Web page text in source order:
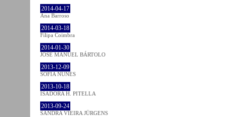
2014-04-17
Ana Barroso
2014-03-18
Filipa Coimbra
2014-01-30
JOSÉ MANUEL BÁRTOLO
2013-12-09
SOFIA NUNES
2013-10-18
ISADORA H. PITELLA
2013-09-24
SANDRA VIEIRA JÜRGENS